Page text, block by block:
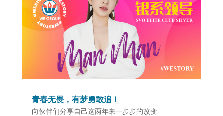
青春无畏，有梦勇敢追！
向伙伴们分享自己这两年来一步步的改变